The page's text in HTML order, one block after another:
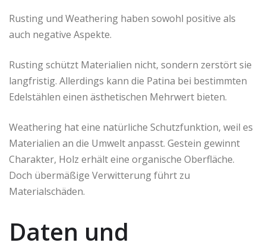
Rusting und Weathering haben sowohl positive als
auch negative Aspekte.
Rusting schützt Materialien nicht, sondern zerstört sie
langfristig. Allerdings kann die Patina bei bestimmten
Edelstählen einen ästhetischen Mehrwert bieten.
Weathering hat eine natürliche Schutzfunktion, weil es
Materialien an die Umwelt anpasst. Gestein gewinnt
Charakter, Holz erhält eine organische Oberfläche.
Doch übermäßige Verwitterung führt zu
Materialschäden.
Daten und